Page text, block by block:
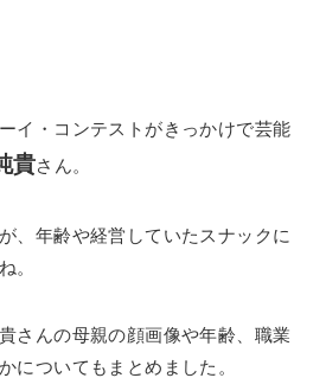
イ・コンテストがきっかけで芸能
貴さん。
、年齢や経営していたスナックに
。
さんの母親の顔画像や年齢、職業
についてもまとめました。